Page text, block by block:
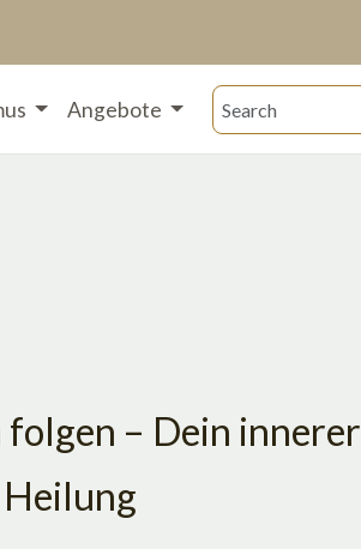
Angebote
– Dein innerer
Heilung